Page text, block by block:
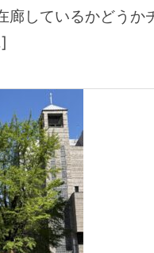
廊しているかどうか